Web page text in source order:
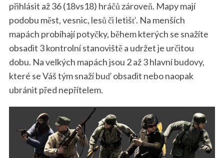
přihlásit až 36 (18vs18) hráčů zároveň. Mapy mají
podobu měst, vesnic, lesů či letišť. Na menších
mapách probíhají potyčky, během kterých se snažíte
obsadit 3 kontrolní stanoviště a udržet je určitou
dobu. Na velkých mapách jsou 2 až 3 hlavní budovy,
které se Váš tým snaží buď obsadit nebo naopak
ubránit před nepřítelem.